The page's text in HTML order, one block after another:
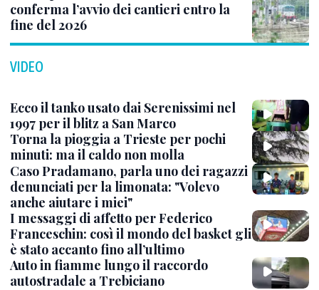
conferma l’avvio dei cantieri entro la
fine del 2026
VIDEO
Ecco il tanko usato dai Serenissimi nel
1997 per il blitz a San Marco
Torna la pioggia a Trieste per pochi
minuti: ma il caldo non molla
Caso Pradamano, parla uno dei ragazzi
denunciati per la limonata: "Volevo
anche aiutare i miei"
I messaggi di affetto per Federico
Franceschin: così il mondo del basket gli
è stato accanto fino all’ultimo
Auto in fiamme lungo il raccordo
autostradale a Trebiciano